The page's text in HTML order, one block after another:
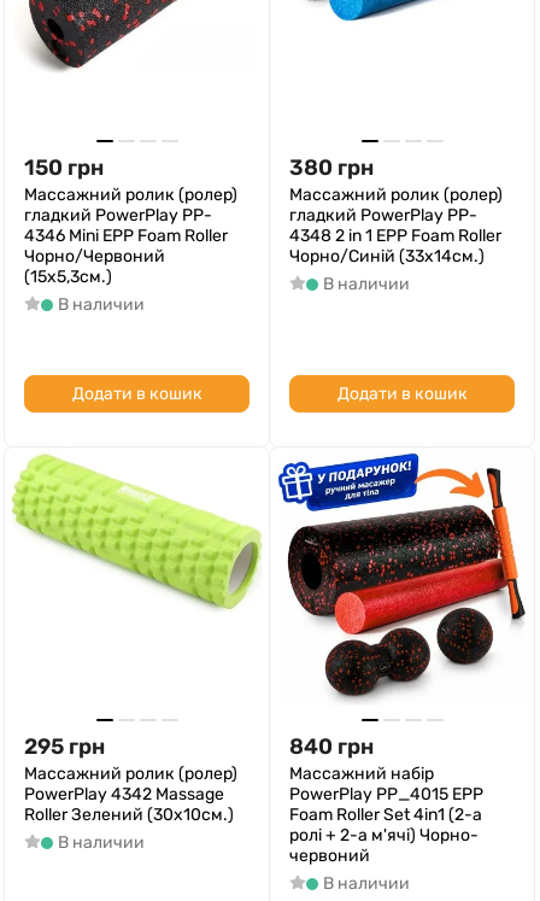
150 грн
Массажний ролик (ролер)
гладкий PowerPlay PP-
4346 Mini EPP Foam Roller
Чорно/Червоний
(15x5,3см.)
В наличии
Додати в кошик
380 грн
Массажний ролик (ролер)
гладкий PowerPlay PP-
4348 2 in 1 EPP Foam Roller
Чорно/Синій (33x14см.)
В наличии
Додати в кошик
295 грн
Массажний ролик (ролер)
PowerPlay 4342 Massage
Roller Зелений (30x10см.)
В наличии
840 грн
Массажний набір
PowerPlay PP_4015 EPP
Foam Roller Set 4in1 (2-а
ролі + 2-а м'ячі) Чорно-
червоний
В наличии